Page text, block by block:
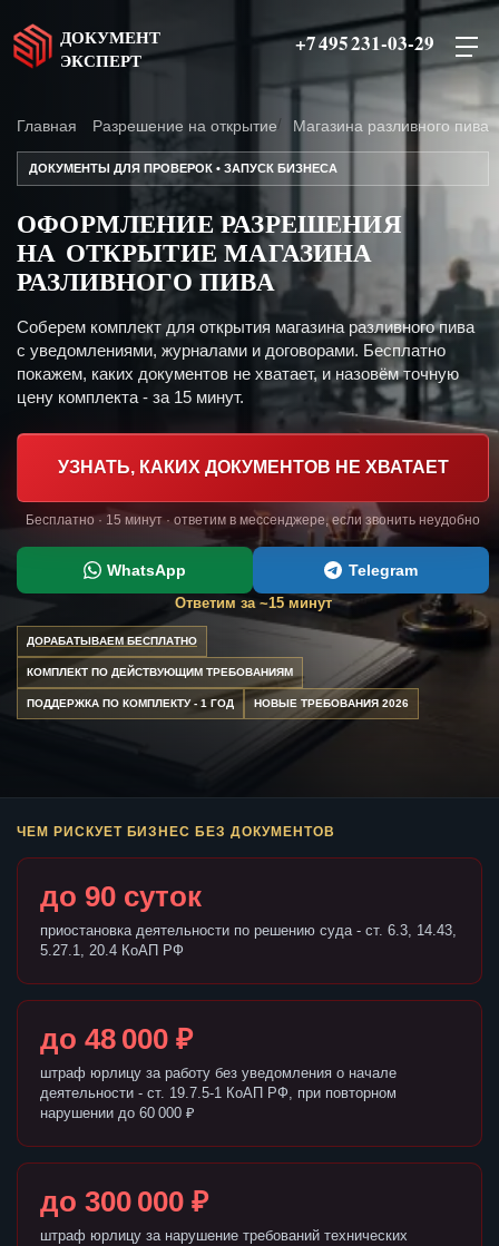
ДОКУМЕНТ
ЭКСПЕРТ
+7 495 231-03-29
Главная Разрешение на открытие Магазина разливного пива
ДОКУМЕНТЫ ДЛЯ ПРОВЕРОК • ЗАПУСК БИЗНЕСА
ОФОРМЛЕНИЕ РАЗРЕШЕНИЯ
НА ОТКРЫТИЕ МАГАЗИНА
РАЗЛИВНОГО ПИВА
Соберем комплект для открытия магазина разливного пива
с уведомлениями, журналами и договорами. Бесплатно
покажем, каких документов не хватает, и назовём точную
цену комплекта - за 15 минут.
УЗНАТЬ, КАКИХ ДОКУМЕНТОВ НЕ ХВАТАЕТ
Бесплатно · 15 минут · ответим в мессенджере, если звонить неудобно
WhatsApp Telegram
Ответим за ~15 минут
ДОРАБАТЫВАЕМ БЕСПЛАТНО
КОМПЛЕКТ ПО ДЕЙСТВУЮЩИМ ТРЕБОВАНИЯМ
ПОДДЕРЖКА ПО КОМПЛЕКТУ - 1 ГОД НОВЫЕ ТРЕБОВАНИЯ 2026
ЧЕМ РИСКУЕТ БИЗНЕС БЕЗ ДОКУМЕНТОВ
до 90 суток
приостановка деятельности по решению суда - ст. 6.3, 14.43,
5.27.1, 20.4 КоАП РФ
до 48 000 ₽
штраф юрлицу за работу без уведомления о начале
деятельности - ст. 19.7.5-1 КоАП РФ, при повторном
нарушении до 60 000 ₽
до 300 000 ₽
штраф юрлицу за нарушение требований технических